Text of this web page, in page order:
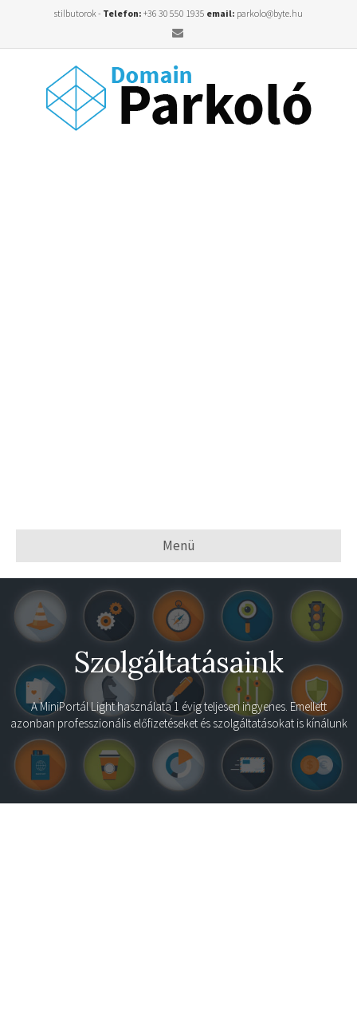
stilbutorok - Telefon: +36 30 550 1935 email: parkolo@byte.hu
Email
Menü
Szolgáltatásaink
AMiniPortál Lighthasználata 1 évig teljesen ingyenes. Emellett
azonban professzionális előfizetéseket és szolgáltatásokat is kínálunk